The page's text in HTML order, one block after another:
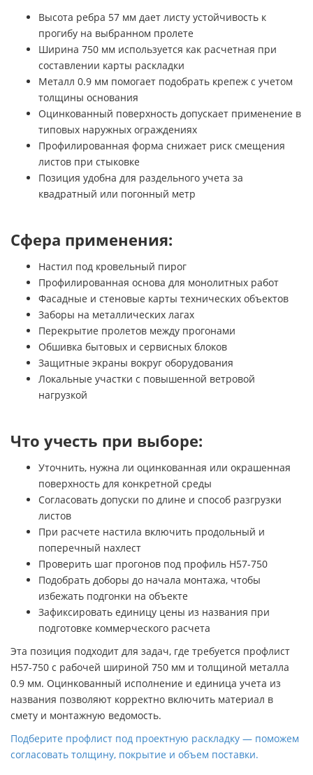
Высота ребра 57 мм дает листу устойчивость к
прогибу на выбранном пролете
Ширина 750 мм используется как расчетная при
составлении карты раскладки
Металл 0.9 мм помогает подобрать крепеж с учетом
толщины основания
Оцинкованный поверхность допускает применение в
типовых наружных ограждениях
Профилированная форма снижает риск смещения
листов при стыковке
Позиция удобна для раздельного учета за
квадратный или погонный метр
Сфера применения:
Настил под кровельный пирог
Профилированная основа для монолитных работ
Фасадные и стеновые карты технических объектов
Заборы на металлических лагах
Перекрытие пролетов между прогонами
Обшивка бытовых и сервисных блоков
Защитные экраны вокруг оборудования
Локальные участки с повышенной ветровой
нагрузкой
Что учесть при выборе:
Уточнить, нужна ли оцинкованная или окрашенная
поверхность для конкретной среды
Согласовать допуски по длине и способ разгрузки
листов
При расчете настила включить продольный и
поперечный нахлест
Проверить шаг прогонов под профиль H57-750
Подобрать доборы до начала монтажа, чтобы
избежать подгонки на объекте
Зафиксировать единицу цены из названия при
подготовке коммерческого расчета
Эта позиция подходит для задач, где требуется профлист
H57-750 с рабочей шириной 750 мм и толщиной металла
0.9 мм. Оцинкованный исполнение и единица учета из
названия позволяют корректно включить материал в
смету и монтажную ведомость.
Подберите профлист под проектную раскладку — поможем
согласовать толщину, покрытие и объем поставки.